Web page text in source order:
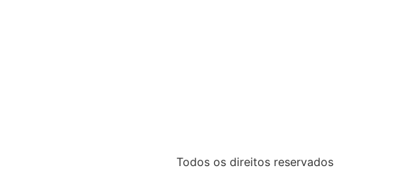
Todos os direitos reservados